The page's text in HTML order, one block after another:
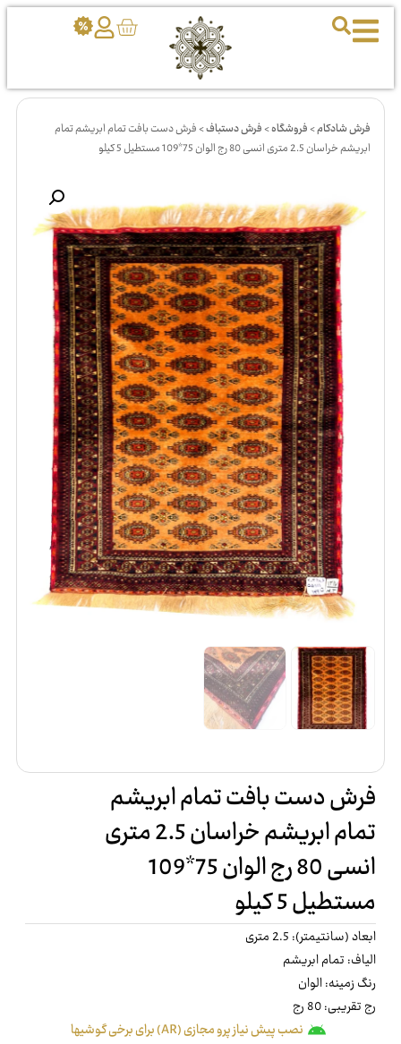
فرش شادکام>فروشگاه>فرش دستباف>فرش دست بافت تمام ابریشم تمام
ابریشم خراسان 2.5 متری انسی 80 رج الوان 75*109 مستطیل 5 کیلو
فرش دست بافت تمام ابریشم
تمام ابریشم خراسان 2.5 متری
انسی 80 رج الوان 75*109
مستطیل 5 کیلو
ابعاد (سانتیمتر): 2.5 متری
الیاف: تمام ابریشم
رنگ زمینه: الوان
رج تقریبی: 80 رج
نصب پیش نیاز پرو مجازی (AR) برای برخی گوشیها